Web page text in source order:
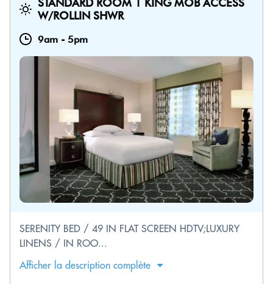
STANDARD ROOM 1 KING MOB ACCESS
W/ROLLIN SHWR
9am - 5pm
SERENITY BED / 49 IN FLAT SCREEN HDTV;LUXURY
LINENS / IN ROO...
Afficher la description complète